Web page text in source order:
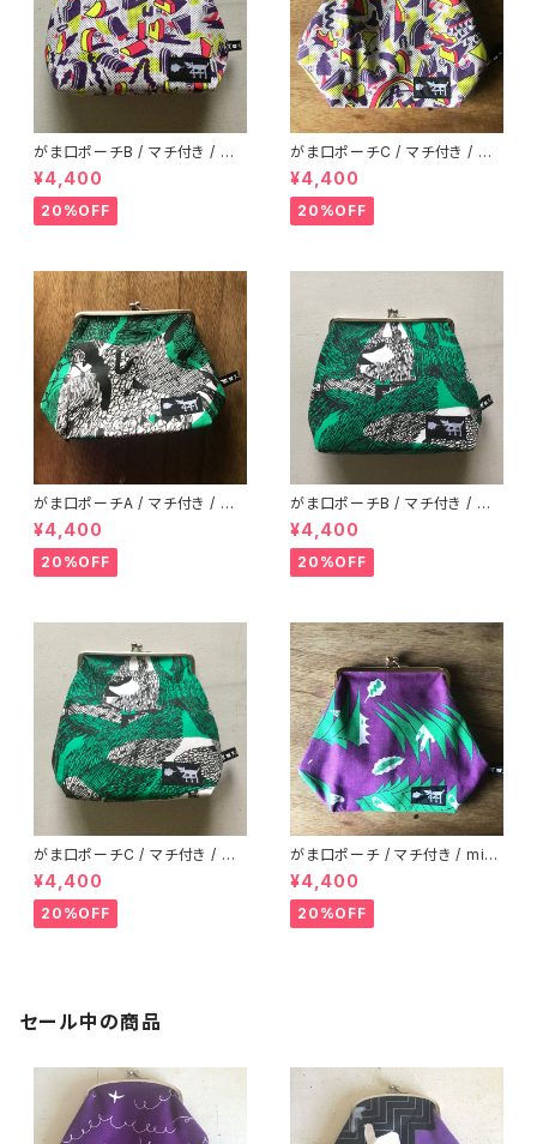
がま口ポーチB / マチ付き / mi
ni bag / human fertilizer 01
¥4,400
20%OFF
がま口ポーチC / マチ付き / mi
ni bag / human fertilizer 01
¥4,400
20%OFF
がま口ポーチA / マチ付き / mi
ni bag / jungle here 01
¥4,400
20%OFF
がま口ポーチB / マチ付き / mi
ni bag / jungle here 01
¥4,400
20%OFF
がま口ポーチC / マチ付き / mi
ni bag / jungle here 01
¥4,400
20%OFF
がま口ポーチ / マチ付き / mini
bag / sound wave B
¥4,400
20%OFF
セール中の商品